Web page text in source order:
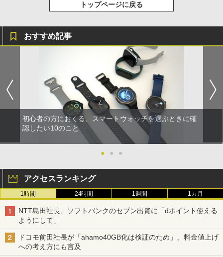
トップページに戻る
おすすめ記事
初心者の方におくる、スマートウォッチを選ぶときに確
認したい10のこと
● ● ●
アクセスランキング
1時間 24時間 1週間 1カ月
NTT島田社長、ソフトバンクのセブン出資に「dポイント使える
ようにして」
ドコモ前田社長が「ahamo40GB化は検証のため」、料金値上げ
への考え方にも言及